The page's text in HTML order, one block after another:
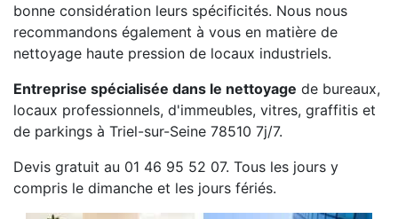
bonne considération leurs spécificités. Nous nous
recommandons également à vous en matière de
nettoyage haute pression de locaux industriels.
Entreprise spécialisée dans le nettoyage de bureaux,
locaux professionnels, d'immeubles, vitres, graffitis et
de parkings à Triel-sur-Seine 78510 7j/7.
Devis gratuit au 01 46 95 52 07. Tous les jours y
compris le dimanche et les jours fériés.